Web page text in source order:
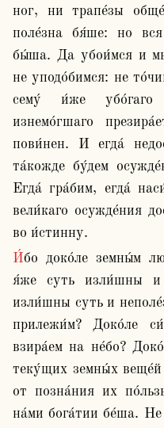
ног, ни трапе́зы
поле́зна бя́ше: но
бы́ша. Да убои́мся и
не уподо́бимся: не
сему́ и́же убо́гаго
изнемо́гшаго
пови́нен. И егда́
та́кожде бу́дем
Егда́ гра́бим, егда́
вели́каго осужде́ния
во и́стинну.
И́бо доко́ле земны́м любо́вь нас содержа́ти бу́дет,
я́же суть изли́шны и
изли́шны суть и
прилежи́м? Доко́ле
взира́ем на не́бо?
теку́щих земны́х
от позна́ния их
на́ми бога́тии бе́ша.